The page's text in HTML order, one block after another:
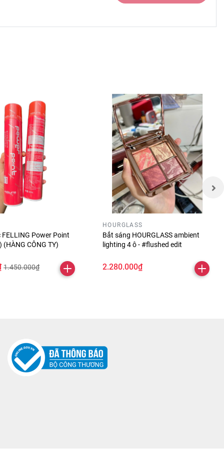
FELLING Power Point
CÔNG TY)
1.450.000₫
HOURGLASS
Bắt sáng HOURGLASS ambient
lighting 4 ô - #flushed edit
2.280.000₫